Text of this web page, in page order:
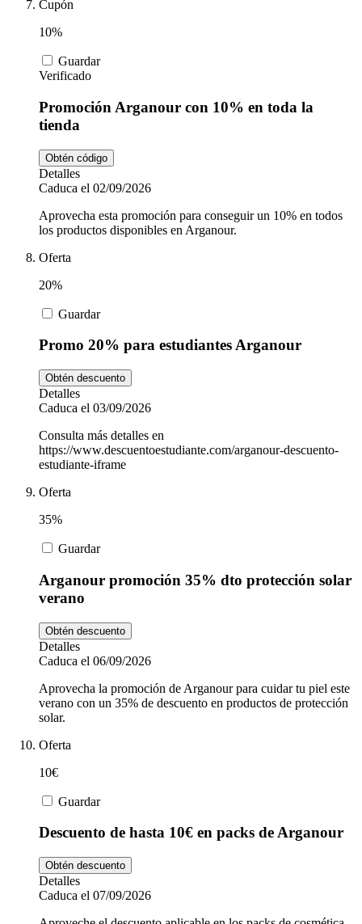
Cupón
10%
Guardar
Verificado
Promoción Arganour con 10% en toda la
tienda
Obtén código
Detalles
Caduca el 02/09/2026
Aprovecha esta promoción para conseguir un 10% en todos
los productos disponibles en Arganour.
Oferta
20%
Guardar
Promo 20% para estudiantes Arganour
Obtén descuento
Detalles
Caduca el 03/09/2026
Consulta más detalles en
https://www.descuentoestudiante.com/arganour-descuento-
estudiante-iframe
Oferta
35%
Guardar
Arganour promoción 35% dto protección solar
verano
Obtén descuento
Detalles
Caduca el 06/09/2026
Aprovecha la promoción de Arganour para cuidar tu piel este
verano con un 35% de descuento en productos de protección
solar.
Oferta
10€
Guardar
Descuento de hasta 10€ en packs de Arganour
Obtén descuento
Detalles
Caduca el 07/09/2026